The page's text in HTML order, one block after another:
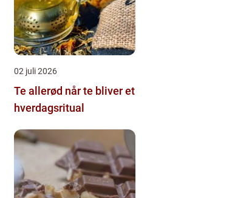
02 juli 2026
Te allerød når te bliver et
hverdagsritual